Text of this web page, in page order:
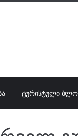
ᲢᲣᲠᲘᲡᲢᲣᲚᲘ